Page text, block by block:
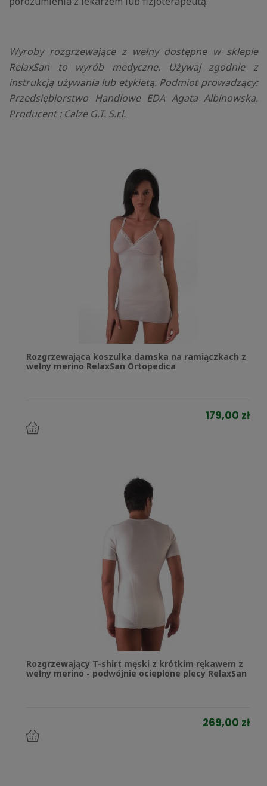
Wyroby rozgrzewające z wełnydostępne w sklepie
RelaxSan to wyrób medyczne. Używaj zgodnie z
instrukcją używania lub etykietą. Podmiot prowadzący:
Przedsiębiorstwo Handlowe EDA Agata Albinowska.
Producent : Calze G.T. S.r.l.
Rozgrzewająca koszulka damska na ramiączkach z
wełny merino RelaxSan Ortopedica
179,00 zł
do
Rozgrzewający T-shirt męski z krótkim rękawem z
wełny merino - podwójnie ocieplone plecy RelaxSan
269,00 zł
do
koszyka